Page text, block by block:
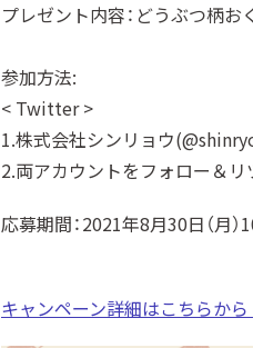
プレゼント内容：どうぶつ柄
参加方法:
< Twitter >
1.株式会社シンリョウ
2.両アカウントをフォロー＆
応募期間：2021年8月30日（月）
キャンペーン詳細はこちらから